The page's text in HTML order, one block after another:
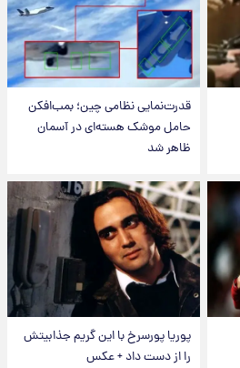
قدرت‌نمایی نظامی چین؛ بمب‌افکن
حامل موشک هسته‌ای در آسمان
ظاهر شد
پوریا پورسرخ با این گریم جذابیتش
را از دست داد + عکس